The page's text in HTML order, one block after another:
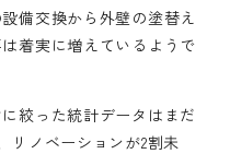
備交換から外壁の塗替え
着実に増えているようで
絞った統計データはまだ
リノベーションが2割未